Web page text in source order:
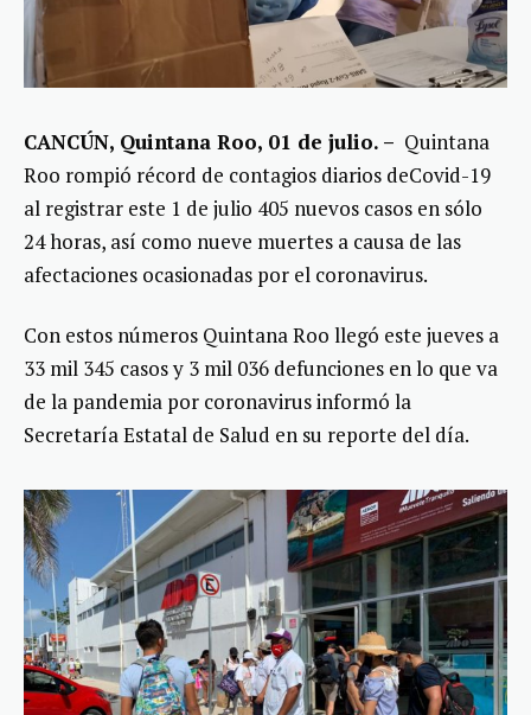
CANCÚN, Quintana Roo, 01 de julio. – Quintana
Roo rompió récord de contagios diarios deCovid-19
al registrar este 1 de julio 405 nuevos casos en sólo
24 horas, así como nueve muertes a causa de las
afectaciones ocasionadas por el coronavirus.
Con estos números Quintana Roo llegó este jueves a
33 mil 345 casos y 3 mil 036 defunciones en lo que va
de la pandemia por coronavirus informó la
Secretaría Estatal de Salud en su reporte del día.